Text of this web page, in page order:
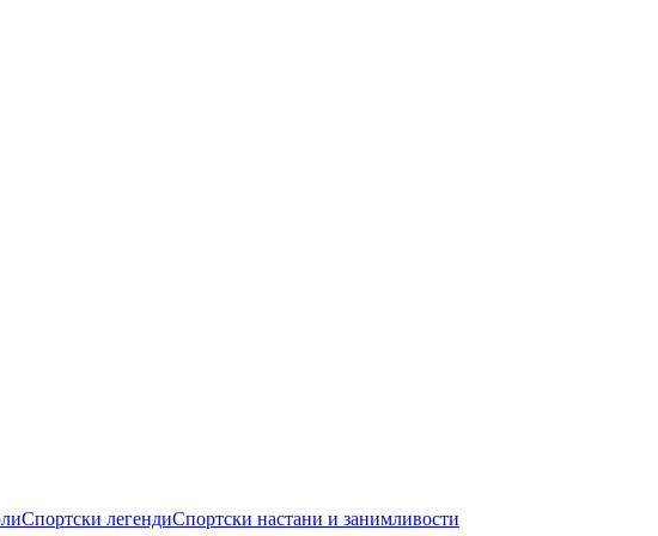
Спортски легендиСпортски настани и занимливости